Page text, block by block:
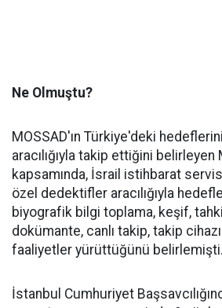
Ne Olmuştu?
MOSSAD'ın Türkiye'deki
aracılığıyla takip ettiğini belirleyen
kapsamında, İsrail istihbarat
özel dedektifler aracılığıyla
biyografik bilgi toplama, keşif,
dokümante, canlı takip, takip
faaliyetler yürüttüğünü belirlemişti.
İstanbul Cumhuriyet